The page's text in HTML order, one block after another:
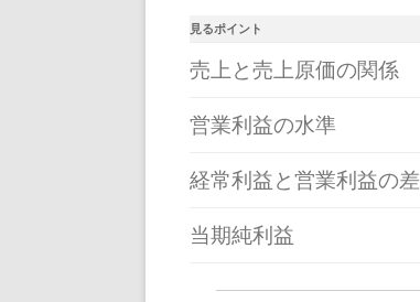
見るポイント
売上と売上原価の関係
営業利益の水準
経常利益と営業利益の差
当期純利益